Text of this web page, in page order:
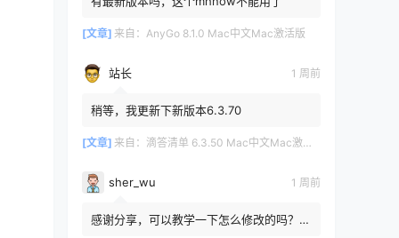
[文章] 来自： AnyGo 8.1.0 Mac中文Mac激活版
站长 1 周前
稍等，我更新下新版本6.3.70
[文章] 来自： 滴答清单 6.3.50 Mac中文Mac激活版
sher_wu 1 周前
感谢分享，可以教学一下怎么修改的吗？目